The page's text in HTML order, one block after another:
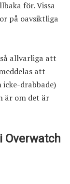
för. Vissa
på oavsiktliga
allvarliga att
att
icke-drabbade)
är om det är
Overwatch